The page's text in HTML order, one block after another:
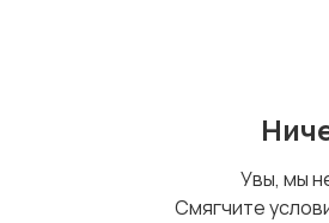
Увы, мы
Смягчите